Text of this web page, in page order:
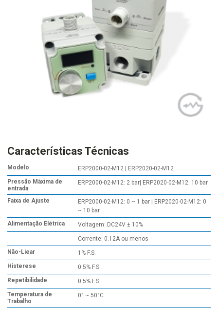
Características Técnicas
Modelo
ERP2000-02-M12 | ERP2020-02-M12
Pressão Máxima de
entrada
ERP2000-02-M12: 2 bar| ERP2020-02-M12: 10 bar
Faixa de Ajuste
ERP2000-02-M12: 0 ~ 1 bar | ERP2020-02-M12: 0
~ 10 bar
Alimentação Elétrica
Voltagem: DC24V ± 10%
Corrente: 0.12A ou menos
Não-Liear
1% F.S.
Histerese
0.5% F.S
Repetibilidade
0.5% F.S
Temperatura de
Trabalho
0° ~ 50°C